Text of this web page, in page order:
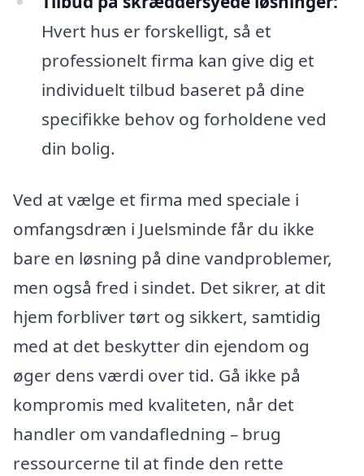
Hvert hus er forskelligt, så et
professionelt firma kan give dig et
individuelt tilbud baseret på dine
specifikke behov og forholdene ved
din bolig.
Ved at vælge et firma med speciale i
omfangsdræn i Juelsminde får du ikke
bare en løsning på dine vandproblemer,
men også fred i sindet. Det sikrer, at dit
hjem forbliver tørt og sikkert, samtidig
med at det beskytter din ejendom og
øger dens værdi over tid. Gå ikke på
kompromis med kvaliteten, når det
handler om vandafledning – brug
ressourcerne til at finde den rette